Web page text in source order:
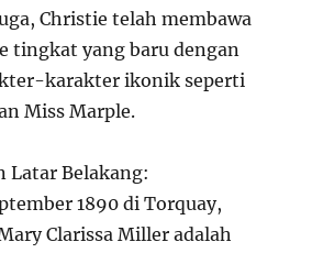
Christie telah membawa
tingkat yang baru dengan
karakter ikonik seperti
Miss Marple.
Latar Belakang:
1890 di Torquay,
Clarissa Miller adalah